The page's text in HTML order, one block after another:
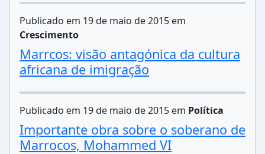
Publicado em 19 de maio de 2015 em
Crescimento
Marrcos: visão antagónica da cultura
africana de imigração
Publicado em 19 de maio de 2015 em Política
Importante obra sobre o soberano de
Marrocos, Mohammed VI